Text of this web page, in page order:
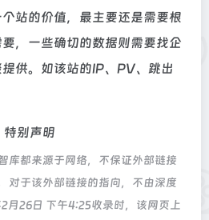
站的价值，最主要还是需要根
，一些确切的数据则需要找企
供。如该站的IP、PV、跳出
特别声明
库都来源于网络，不保证外部链接
对于该外部链接的指向，不由深度
月26日 下午4:25收录时，该网页上